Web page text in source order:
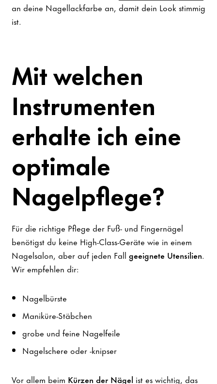
an deine Nagellackfarbe an, damit dein Look stimmig
ist.
Mit welchen
Instrumenten
erhalte ich eine
optimale
Nagelpflege?
Für die richtige Pflege der Fuß- und Fingernägel
benötigst du keine High-Class-Geräte wie in einem
Nagelsalon, aber auf jeden Fall geeignete Utensilien.
Wir empfehlen dir:
Nagelbürste
Maniküre-Stäbchen
grobe und feine Nagelfeile
Nagelschere oder -knipser
Vor allem beim Kürzen der Nägel ist es wichtig, das